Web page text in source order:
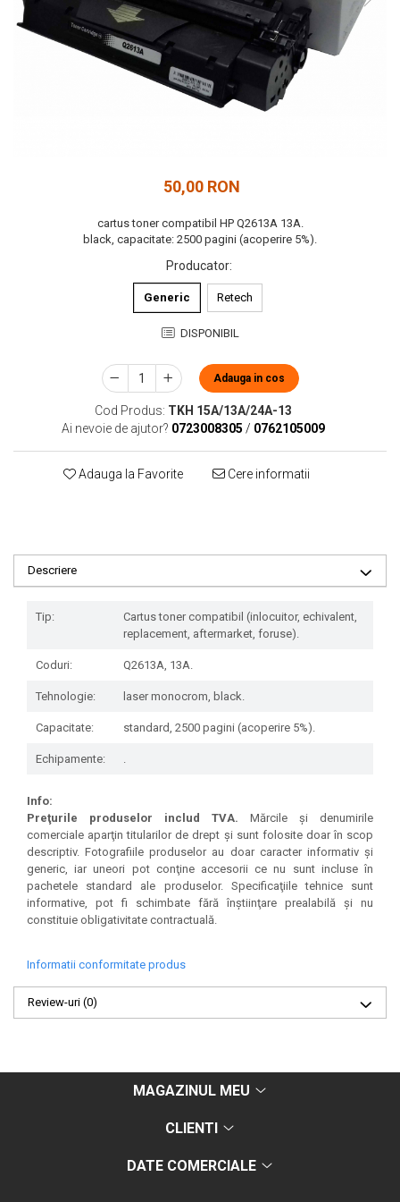
50,00 RON
cartus toner compatibil HP Q2613A 13A.
black, capacitate: 2500 pagini (acoperire 5%).
Producator:
Generic Retech
DISPONIBIL
Adauga in cos
Cod Produs: TKH 15A/13A/24A-13
Ai nevoie de ajutor? 0723008305 / 0762105009
Adauga la Favorite Cere informatii
Descriere
Tip:
Cartus toner compatibil (inlocuitor, echivalent,
replacement, aftermarket, foruse).
Coduri: Q2613A, 13A.
Tehnologie: laser monocrom, black.
Capacitate: standard, 2500 pagini (acoperire 5%).
Echipamente: .
Info:
Preţurile produselor includ TVA. Mărcile şi denumirile
comerciale aparţin titularilor de drept şi sunt folosite doar în scop
descriptiv. Fotografiile produselor au doar caracter informativ şi
generic, iar uneori pot conţine accesorii ce nu sunt incluse în
pachetele standard ale produselor. Specificaţiile tehnice sunt
informative, pot fi schimbate fără înştiinţare prealabilă şi nu
constituie obligativitate contractuală.
Informatii conformitate produs
Review-uri (0)
MAGAZINUL MEU
CLIENTI
DATE COMERCIALE